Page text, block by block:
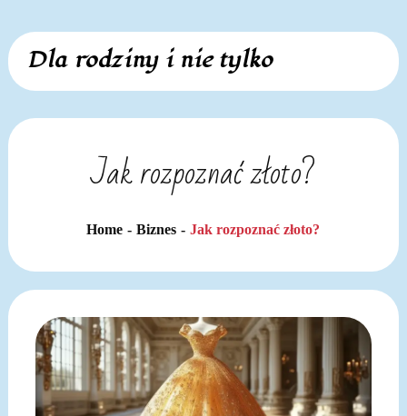
Skip
content
Dla rodziny i nie tylko
Jak rozpoznać złoto?
Home Biznes Jak rozpoznać złoto?